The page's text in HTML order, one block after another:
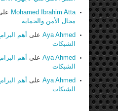
Mohamed Ibrahim Atta
مجال الأمن والحماية
Aya Ahmed على أهم
الشبكات
Aya Ahmed على أهم
الشبكات
Aya Ahmed على أهم
الشبكات